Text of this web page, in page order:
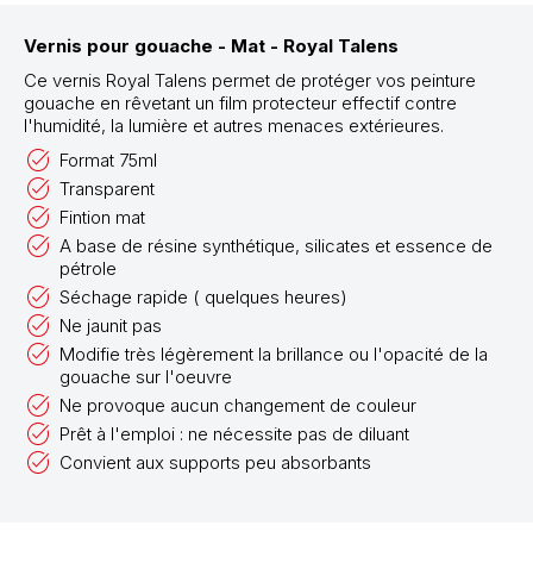
Vernis pour gouache - Mat - Royal Talens
Ce vernis Royal Talens permet de protéger vos peinture
gouache en rêvetant un film protecteur effectif contre
l'humidité, la lumière et autres menaces extérieures.
Format 75ml
Transparent
Fintion mat
A base de résine synthétique, silicates et essence de
pétrole
Séchage rapide ( quelques heures)
Ne jaunit pas
Modifie très légèrement la brillance ou l'opacité de la
gouache sur l'oeuvre
Ne provoque aucun changement de couleur
Prêt à l'emploi : ne nécessite pas de diluant
Convient aux supports peu absorbants